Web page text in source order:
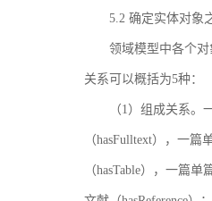
5.2 确定实体对象
领域模型中各个
关系可以概括为5种：
（1）组成关系
（hasFulltext），一
（hasTable），一篇